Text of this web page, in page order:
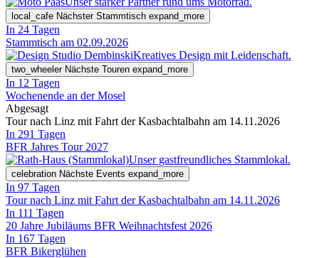
local_cafe Nächster Stammtisch expand_more
In 24 Tagen
Stammtisch am 02.09.2026
Kreatives Design mit Leidenschaft.
two_wheeler Nächste Touren expand_more
In 12 Tagen
Wochenende an der Mosel
Abgesagt
Tour nach Linz mit Fahrt der Kasbachtalbahn am 14.11.2026
In 291 Tagen
BFR Jahres Tour 2027
Unser gastfreundliches Stammlokal.
celebration Nächste Events expand_more
In 97 Tagen
Tour nach Linz mit Fahrt der Kasbachtalbahn am 14.11.2026
In 111 Tagen
20 Jahre Jubiläums BFR Weihnachtsfest 2026
In 167 Tagen
BFR Bikerglühen